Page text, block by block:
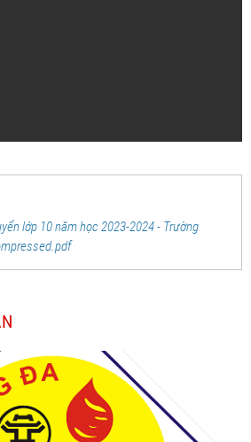
lớp 10 năm học 2023-2024 - Trường